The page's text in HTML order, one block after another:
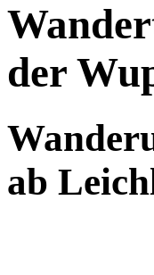
der
ab